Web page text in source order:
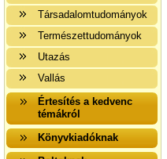
Társadalomtudományok
Természettudományok
Utazás
Vallás
Értesítés a kedvenc
témákról
Könyvkiadóknak